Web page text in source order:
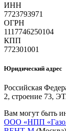
ИНН
7723793971
ОГРН
1117746250104
КПП
772301001
Юридический адрес
Российская
2, строение 73,
Вам могут быть
ООО «НПП